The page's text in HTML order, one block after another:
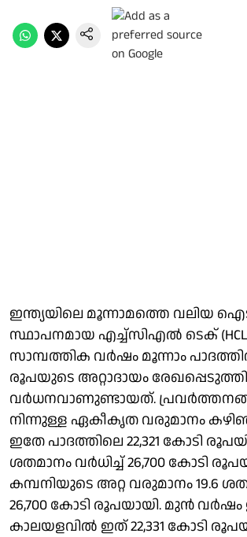
ഇന്ത്യയിലെ മൂന്നാമത്തെ വലിയ
സ്ഥാപനമായ എച്ച്സിഎല്‍ ടെക്
സാമ്പത്തിക വര്‍ഷം മൂന്നാം
രൂപയുടെ അറ്റാദായം
വര്‍ധനവാണുണ്ടായത്.
നിന്നുള്ള ഏകീകൃത വരുമാനം
ഇതേ പാദത്തിലെ 22,321 കോടി
ശതമാനം വര്‍ധിച്ച് 26,700 കോടി
കമ്പനിയുടെ അറ്റ വരുമാനം 19.6
26,700 കോടി രൂപയായി. മുന്‍
കാലയളവില്‍ ഇത് 22,331 കോടി